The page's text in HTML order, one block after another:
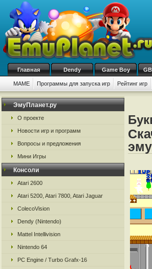
Главная Dendy Game Boy
MAME Программы для запуска игр Рейтинг игр
ЭмуПланет.ру
О проекте
Новости игр и программ
Вопросы и предложения
Мини Игры
Консоли
Atari 2600
Atari 5200, Atari 7800, Atari Jaguar
ColecoVision
Dendy (Nintendo)
Mattel Intellivision
Nintendo 64
PC Engine / Turbo Grafx-16